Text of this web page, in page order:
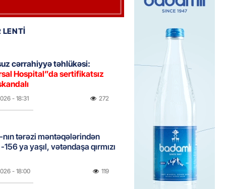
cərrahiyyə təhlükəsi:
Hospital”da sertifikatsız
- 18:31 272
nın tərəzi məntəqələrindən
ya yaşıl, vətəndaşa qırmızı
- 18:00 119